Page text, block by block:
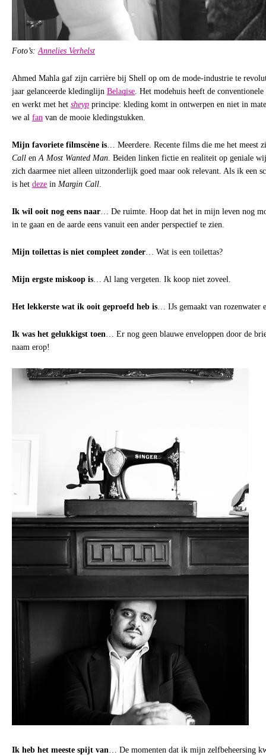
Foto’s: Annelies Verhelst
Ahmed Mahla gaf zijn carrière bij Shell op om de mode-industrie te
jaar gelanceerde kledinglijn Belaqise . Het modehuis heeft de
en werkt met het sheyp principe: kleding komt in ontwerpen en niet in
we al fan van de mooie kledingstukken.
Mijn favoriete filmscène is … Meerdere. Recente films die me het meest
Call en A Most Wanted Man . Beiden linken fictie en realiteit op geniale
zich daarmee niet alleen uitzonderlijk goed maar ook relevant. Als ik een
is het deze in Margin Call
Ik wil ooit nog eens naar … De ruimte. Hoop dat het in mijn leven nog
in te gaan en de aarde eens vanuit een ander perspectief te zien.
Mijn toilettas is niet compleet zonder … Wat is een toilettas?
Mijn ergste miskoop is … Al lang vergeten. Ik koop niet zoveel.
Het lekkerste wat ik ooit geproefd heb is … IJs gemaakt van rozenwater
Ik was het gelukkigst toen … Er nog geen blauwe enveloppen door de
naam erop!
Ik heb het meeste spijt van … De momenten dat ik mijn zelfbeheersing